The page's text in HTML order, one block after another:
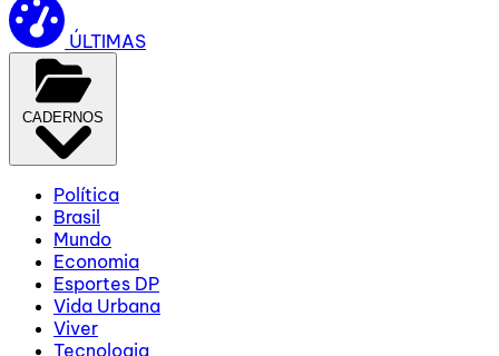
ÚLTIMAS
CADERNOS
Política
Brasil
Mundo
Economia
Esportes DP
Vida Urbana
Viver
Tecnologia